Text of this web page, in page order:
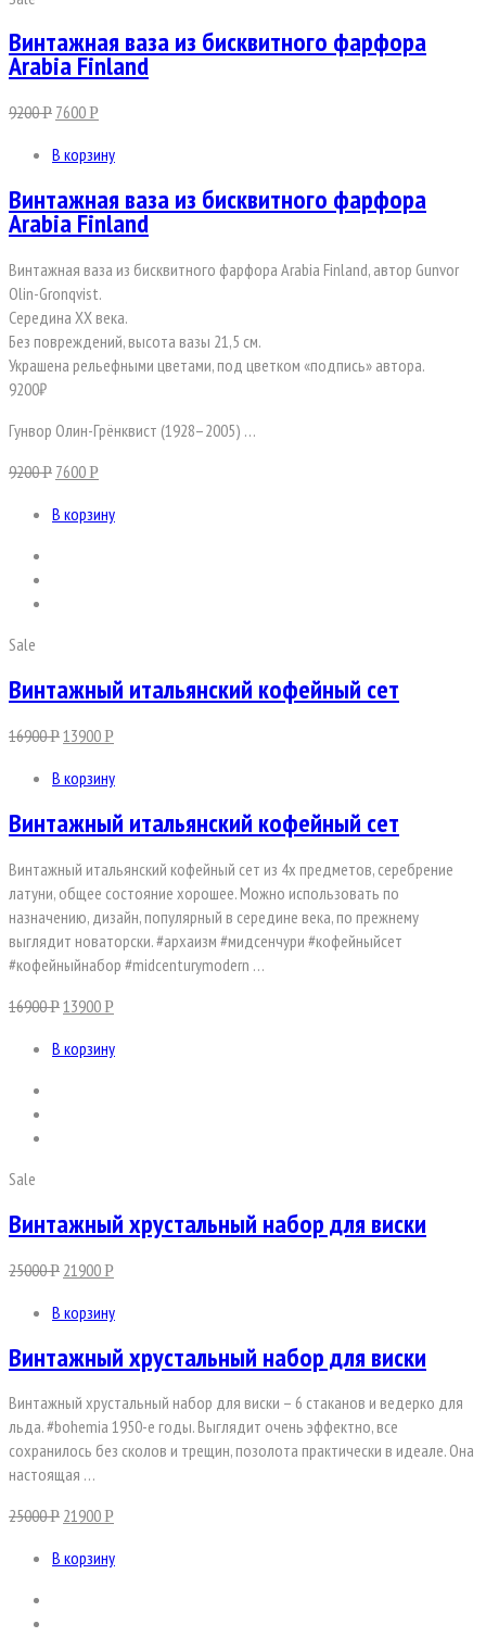
Винтажная ваза из бисквитного фарфора
Arabia Finland
9200Р 7600Р
В корзину
Винтажная ваза из бисквитного фарфора
Arabia Finland
Винтажная ваза из бисквитного фарфора Arabia Finland, автор Gunvor
Olin-Gronqvist.
Середина ХХ века.
Без повреждений, высота вазы 21,5 см.
Украшена рельефными цветами, под цветком «подпись» автора.
9200₽
Гунвор Олин-Грёнквист (1928–2005) …
9200Р 7600Р
В корзину
Sale
Винтажный итальянский кофейный сет
16900Р13900Р
В корзину
Винтажный итальянский кофейный сет
Винтажный итальянский кофейный сет из 4х предметов, серебрение
латуни, общее состояние хорошее. Можно использовать по
назначению, дизайн, популярный в середине века, по прежнему
выглядит новаторски. #архаизм #мидсенчури #кофейныйсет
#кофейныйнабор #midcenturymodern …
16900Р13900Р
В корзину
Sale
Винтажный хрустальный набор для виски
25000Р 21900Р
В корзину
Винтажный хрустальный набор для виски
Винтажный хрустальный набор для виски – 6 стаканов и ведерко для
льда. #bohemia 1950-е годы. Выглядит очень эффектно, все
сохранилось без сколов и трещин, позолота практически в идеале. Она
настоящая …
25000Р 21900Р
В корзину